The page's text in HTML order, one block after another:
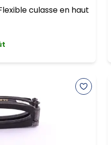
Flexible culasse en haut